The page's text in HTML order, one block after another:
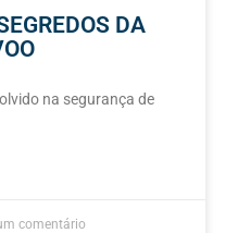
DA
na segurança de
comentário